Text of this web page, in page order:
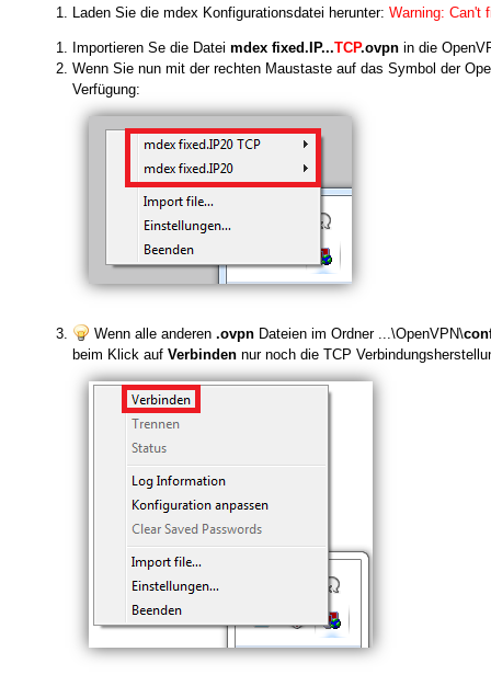
Laden Sie die mdex Konfigurationsdatei herunter: Warning: Can't
Importieren Se die Datei mdex fixed.IP...TCP.ovpn in die
Wenn Sie nun mit der rechten Maustaste auf das Symbol der
Verfügung:
Wenn alle anderen .ovpn Dateien im Ordner ...\OpenVPN\
beim Klick auf Verbinden nur noch die TCP